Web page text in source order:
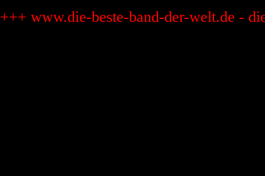
+++ www.die-beste-band-der-welt.de -